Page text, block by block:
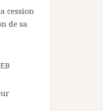
cession
de sa